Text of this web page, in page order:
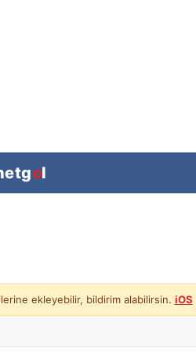
ol
ekleyebilir, bildirim alabilirsin. iOS